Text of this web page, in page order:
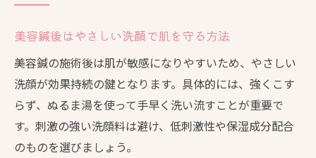
美容鍼後はやさしい洗顔で肌を守る方法
美容鍼の施術後は肌が敏感になりやすいため、やさしい
洗顔が効果持続の鍵となります。具体的には、強くこす
らず、ぬるま湯を使って手早く洗い流すことが重要で
す。刺激の強い洗顔料は避け、低刺激性や保湿成分配合
のものを選びましょう。